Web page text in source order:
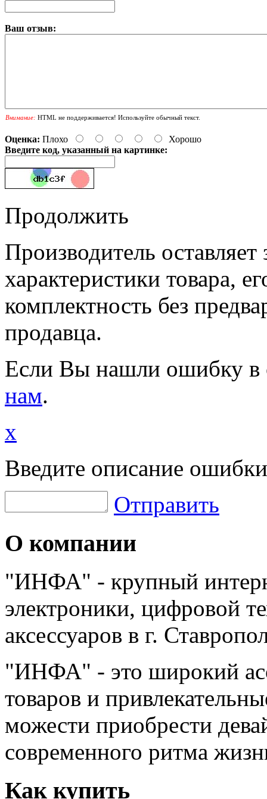
Ваш отзыв:
Внимание: HTML не поддерживается! Используйте обычный текст.
Оценка: Плохо
Хорошо
Введите код, указанный на картинке:
Продолжить
Производитель
характеристики товара,
комплектность без
продавца.
Если Вы нашли ошибку в
нам.
x
Введите описание
Отправить
О компании
"ИНФА" - крупный
электроники, цифровой
аксессуаров в г.
"ИНФА" - это широкий
товаров и
можести приобрести
современного ритма
Как купить